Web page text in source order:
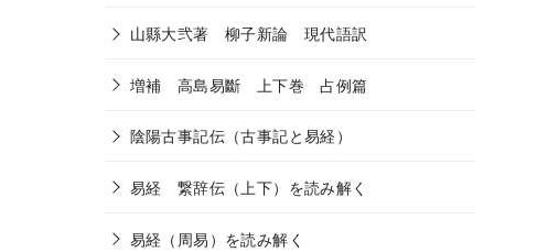
山縣大弐著 柳子新論 現代語訳
増補 高島易斷 上下巻 占例篇
陰陽古事記伝（古事記と易経）
易経 繋辞伝（上下）を読み解く
易経（周易）を読み解く